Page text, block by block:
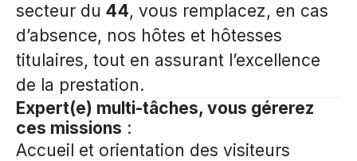
secteur du 44, vous remplacez, en cas
d’absence, nos hôtes et hôtesses
titulaires, tout en assurant l’excellence
de la prestation.
Expert(e) multi-tâches, vous gérerez
ces missions :
Accueil et orientation des visiteurs